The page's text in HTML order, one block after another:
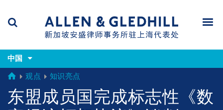
(accesskey
s)
x)
Search
中国
GLOBAL
观点 知识亮点
东盟成员国完成标志性《数